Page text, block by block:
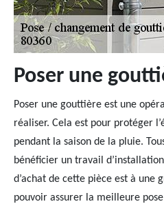
Poser une
Poser une gouttière est une
réaliser. Cela est pour protéger
pendant la saison de la pluie.
bénéficier un travail
d’achat de cette pièce est à une
pouvoir assurer la meilleure